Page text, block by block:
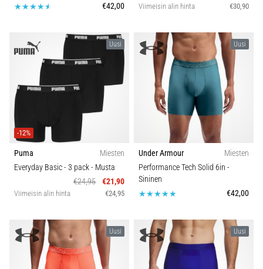
€42,00
Viimeisin alin hinta €30,90
Uusi
-12%
Puma
Miesten
Everyday Basic - 3 pack- Musta
€24,95
€21,90
Viimeisin alin hinta €24,95
Uusi
Under Armour
Miesten
Performance Tech Solid 6in -
Sininen
€42,00
Uusi Uusi